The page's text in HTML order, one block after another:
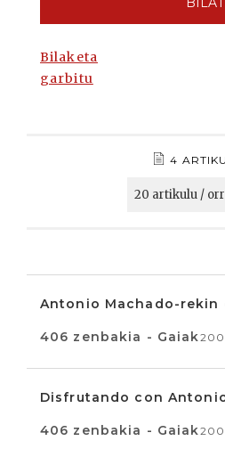
Bilaketa
garbitu
4
Antonio Machado-rekin
406 zenbakia - Gaiak
Disfrutando con
406 zenbakia - Gaiak